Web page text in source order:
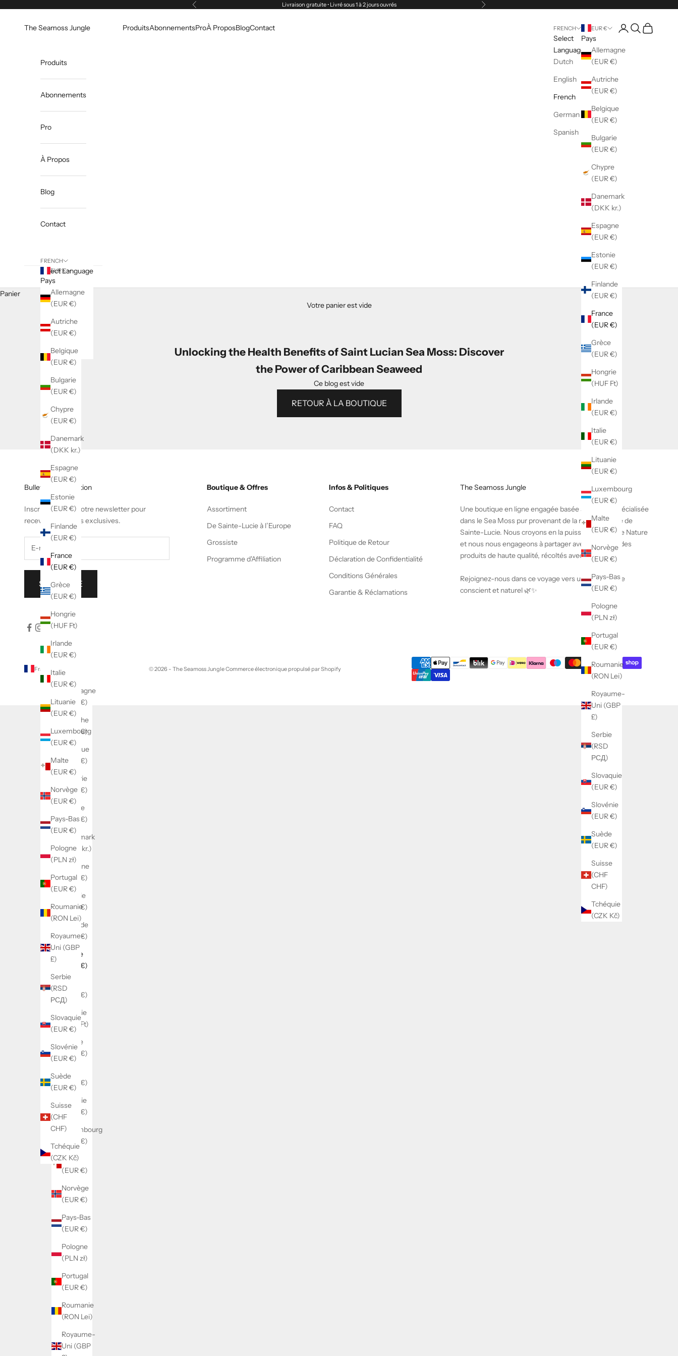
Précédent Livraison gratuite • Livré sous 1 à 2 jours ouvrés Suivant
The Seamoss Jungle ProduitsAbonnementsProÀ ProposBlogContact FRENCH
Select
Language
Dutch
English
French
German
Spanish
EUR €
Pays
Allemagne
(EUR €)
Autriche
(EUR €)
Belgique
(EUR €)
Bulgarie
(EUR €)
Chypre
(EUR €)
Danemark
(DKK kr.)
Espagne
(EUR €)
Estonie
(EUR €)
Finlande
(EUR €)
France
(EUR €)
Grèce
(EUR €)
Hongrie
(HUF Ft)
Irlande
(EUR €)
Italie
(EUR €)
Lituanie
(EUR €)
Luxembourg
(EUR €)
Malte
(EUR €)
Norvège
(EUR €)
Pays-Bas
(EUR €)
Pologne
(PLN zł)
Portugal
(EUR €)
Roumanie
(RON Lei)
Royaume-
Uni (GBP
£)
Serbie
(RSD
РСД)
Slovaquie
(EUR €)
Slovénie
(EUR €)
Suède
(EUR €)
Suisse
(CHF
CHF)
Tchéquie
(CZK Kč)
Ouvrir le compte
Ouvrir la
Voir le
Produits
Abonnements
Pro
À Propos
Blog
Contact
FRENCH
Select Language
Dutch
English
French
German
Spanish
EUR €
Pays
Allemagne
(EUR €)
Autriche
(EUR €)
Belgique
(EUR €)
Bulgarie
(EUR €)
Chypre
(EUR €)
Danemark
(DKK kr.)
Espagne
(EUR €)
Estonie
(EUR €)
Finlande
(EUR €)
France
(EUR €)
Grèce
(EUR €)
Hongrie
(HUF Ft)
Irlande
(EUR €)
Italie
(EUR €)
Lituanie
(EUR €)
Luxembourg
(EUR €)
Malte
(EUR €)
Norvège
(EUR €)
Pays-Bas
(EUR €)
Pologne
(PLN zł)
Portugal
(EUR €)
Roumanie
(RON Lei)
Royaume-
Uni (GBP
£)
Serbie
(RSD
РСД)
Slovaquie
(EUR €)
Slovénie
(EUR €)
Suède
(EUR €)
Suisse
(CHF
CHF)
Tchéquie
(CZK Kč)
Panier
Votre panier est vide
Unlocking the Health Benefits of Saint Lucian Sea Moss: Discover
the Power of Caribbean Seaweed
Ce blog est vide
RETOUR À LA BOUTIQUE
Bulletin d'information
Inscrivez-vous à notre newsletter pour
recevoir des offres exclusives.
S'INSCRIRE
Boutique & Offres
Assortiment
De Sainte-Lucie à l’Europe
Grossiste
Programme d'Affiliation
Infos & Politiques
Contact
FAQ
Politique de Retour
Déclaration de Confidentialité
Conditions Générales
Garantie & Réclamations
The Seamoss Jungle
Une boutique en ligne engagée basée à La Haye, spécialisée
dans le Sea Moss pur provenant de la magnifique île de
Sainte-Lucie. Nous croyons en la puissance de Mère Nature
et nous nous engageons à partager avec le monde des
produits de haute qualité, récoltés avec soin.
Rejoignez-nous dans ce voyage vers un mode de vie
conscient et naturel 🌿✨
France (EUR €)
Pays
Allemagne
(EUR €)
Autriche
(EUR €)
Belgique
(EUR €)
Bulgarie
(EUR €)
Chypre
(EUR €)
Danemark
(DKK kr.)
Espagne
(EUR €)
Estonie
(EUR €)
Finlande
(EUR €)
France
(EUR €)
(EUR €)
Hongrie
(HUF Ft)
Irlande
(EUR €)
(EUR €)
Lituanie
(EUR €)
Luxembourg
(EUR €)
Malte
(EUR €)
Norvège
(EUR €)
Pays-Bas
(EUR €)
Pologne
(PLN zł)
Portugal
(EUR €)
Roumanie
(RON Lei)
Royaume-
Uni (GBP
© 2026 - The Seamoss Jungle Commerce électronique propulsé par Shopify